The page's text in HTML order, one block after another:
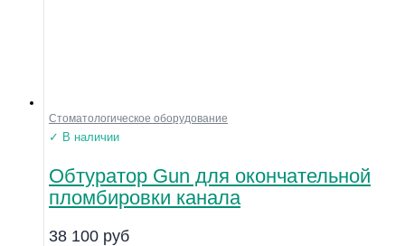
Стоматологическое оборудование
✓ В наличии
Обтуратор Gun для окончательной
пломбировки канала
38 100 руб